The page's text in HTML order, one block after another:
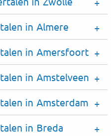
in Almere
in Amersfoort
in Amstelveen
in Amsterdam
in Breda